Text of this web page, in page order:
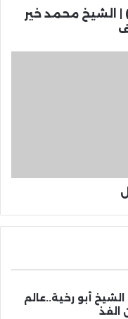
ورسائل تراثية جديدة (83) | الشيخ محمد خير
أبو رخية..عالم
الفذ